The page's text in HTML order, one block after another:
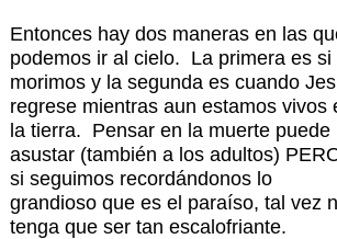
Entonces hay dos maneras en las
podemos ir al cielo. La primera es si
morimos y la segunda es cuando
regrese mientras aun estamos vivos
la tierra. Pensar en la muerte puede
asustar (también a los adultos)
si seguimos recordándonos lo
grandioso que es el paraíso, tal vez
tenga que ser tan escalofriante.